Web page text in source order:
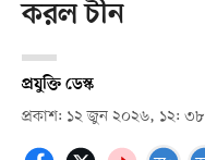
করল চীন
প্রযুক্তি ডেস্ক
প্রকাশ: ১২ জুন ২০২৬, ১২: ৩৮